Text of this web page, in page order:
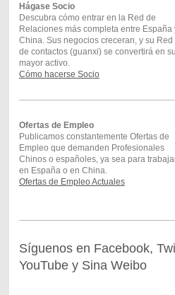
Hágase Socio
Descubra cómo entrar en la Red de
Relaciones más completa entre España
China. Sus negocios creceran, y su Red
de contactos (guanxi) se convertirá en su
mayor activo.
Cómo hacerse Socio
Ofertas de Empleo
Publicamos constantemente Ofertas de
Empleo que demanden Profesionales
Chinos o españoles, ya sea para
en España o en China .
Ofertas de Empleo Actuales
Síguenos en Facebook,
YouTube y Sina Weibo